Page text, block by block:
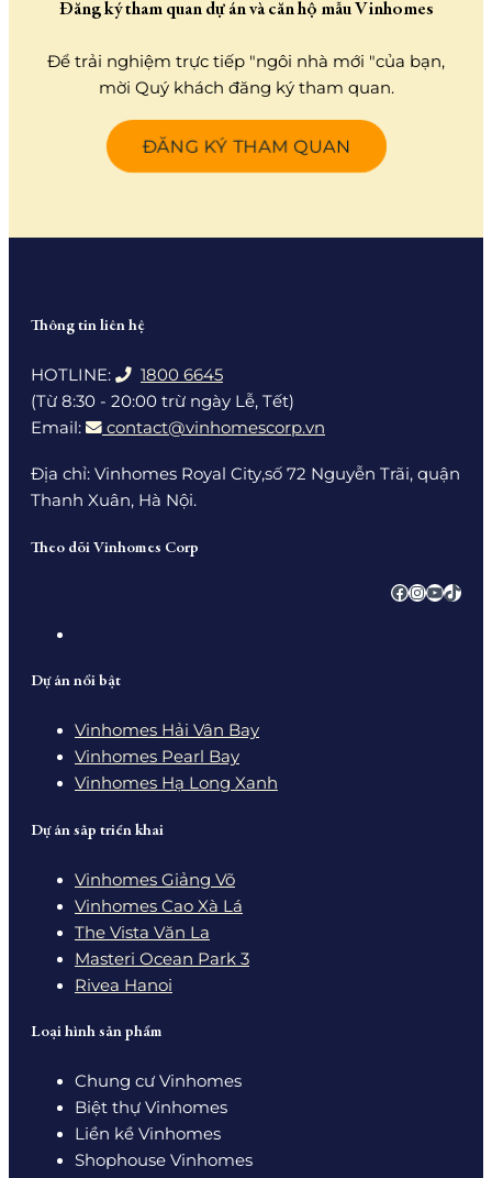
Đăng ký tham quan dự án và căn hộ mẫu Vinhomes
Để trải nghiệm trực tiếp "ngôi nhà mới "của bạn,
mời Quý khách đăng ký tham quan.
ĐĂNG KÝ THAM QUAN
Thông tin liên hệ
HOTLINE:
1800 6645
(Từ 8:30 - 20:00 trừ ngày Lễ, Tết)
Email:
contact@vinhomescorp.vn
Địa chỉ: Vinhomes Royal City,số 72 Nguyễn Trãi, quận
Thanh Xuân, Hà Nội.
Theo dõi Vinhomes Corp
Facebook
Dự án nổi bật
Vinhomes Hải Vân Bay
Vinhomes Pearl Bay
Vinhomes Hạ Long Xanh
Dự án sắp triển khai
Vinhomes Giảng Võ
Vinhomes Cao Xà Lá
The Vista Văn La
Masteri Ocean Park 3
Rivea Hanoi
Loại hình sản phẩm
Chung cư Vinhomes
Biệt thự Vinhomes
Liền kề Vinhomes
Shophouse Vinhomes